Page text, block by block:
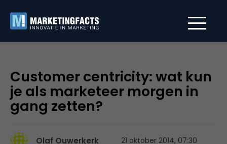
Customer centricity: wat kun
je als marketeer morgen in
gang zetten?
Olaf Ouwerkerk 21 oktober 2014, 07:30